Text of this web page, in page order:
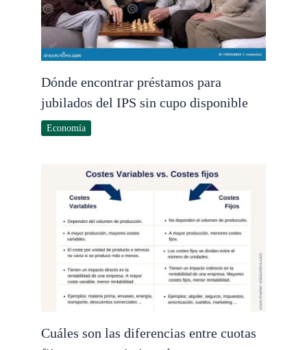
Dónde encontrar préstamos para
jubilados del IPS sin cupo disponible
Economía
Cuáles son las diferencias entre cuotas